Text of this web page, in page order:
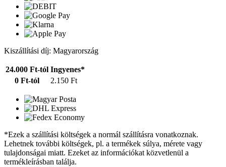
Kiszállítási díj: Magyarország
24.000 Ft-tól Ingyenes*
0 Ft-tól
2.150 Ft
*Ezek a szállítási költségek a normál szállításra vonatkoznak.
Lehetnek további költségek, pl. a termékek súlya, mérete vagy
tulajdonságai miatt. Ezeket az információkat közvetlenül a
termékleírásban találja.